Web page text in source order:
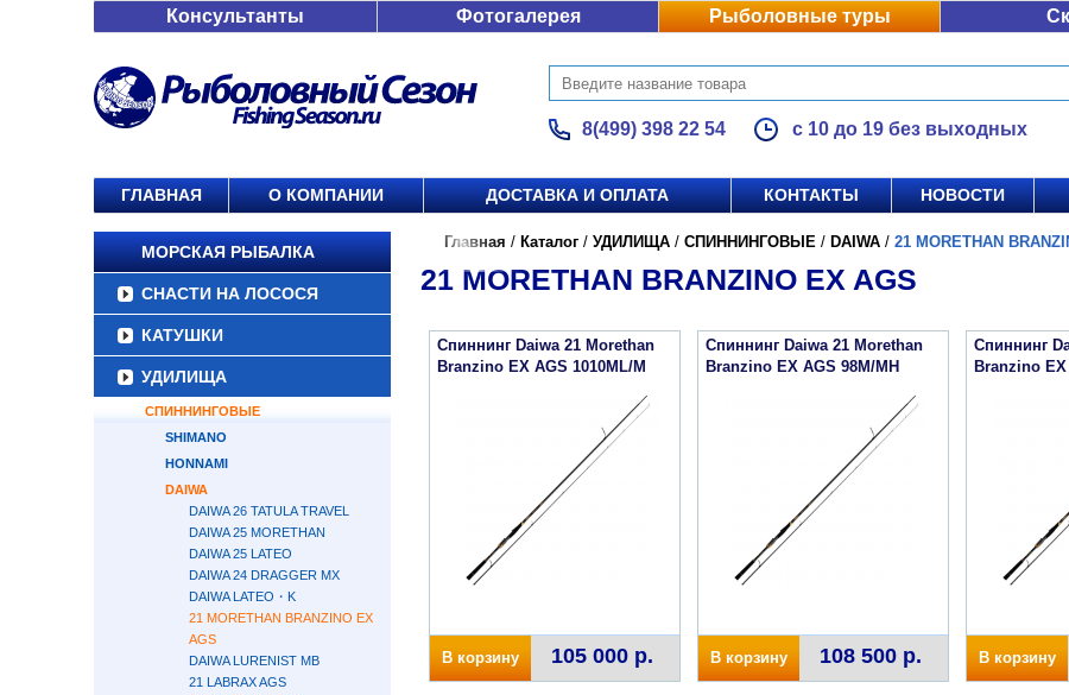
Консультанты Фотогалерея Рыболовные туры
8(499) 398 22 54 с 10 до 19 без выходных
ГЛАВНАЯ О КОМПАНИИ ДОСТАВКА И ОПЛАТА КОНТАКТЫ НОВОСТИ
МОРСКАЯ РЫБАЛКА
СНАСТИ НА ЛОСОСЯ
КАТУШКИ
УДИЛИЩА
СПИННИНГОВЫЕ
SHIMANO
HONNAMI
DAIWA
DAIWA 26 TATULA TRAVEL
DAIWA 25 MORETHAN
DAIWA 25 LATEO
DAIWA 24 DRAGGER MX
DAIWA LATEO・K
21 MORETHAN BRANZINO EX
AGS
DAIWA LURENIST MB
21 LABRAX AGS
Главная / Каталог / УДИЛИЩА / СПИННИНГОВЫЕ / DAIWA / 21 MORETHAN
21 MORETHAN BRANZINO EX AGS
Спиннинг Daiwa 21 Morethan
Branzino EX AGS 1010ML/M
В корзину 105 000 р.
Спиннинг Daiwa 21 Morethan
Branzino EX AGS 98M/MH
В корзину 108 500 р.
Спиннинг
Branzino
В корзину